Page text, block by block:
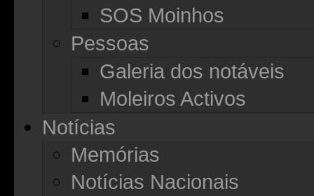
SOS Moinhos
Pessoas
Galeria dos notáveis
Moleiros Activos
Notícias
Memórias
Notícias Nacionais